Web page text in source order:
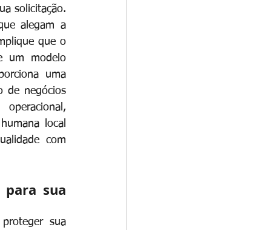
solicitação.
alegam a
que o
um modelo
uma
de negócios
local
com
sua
sua